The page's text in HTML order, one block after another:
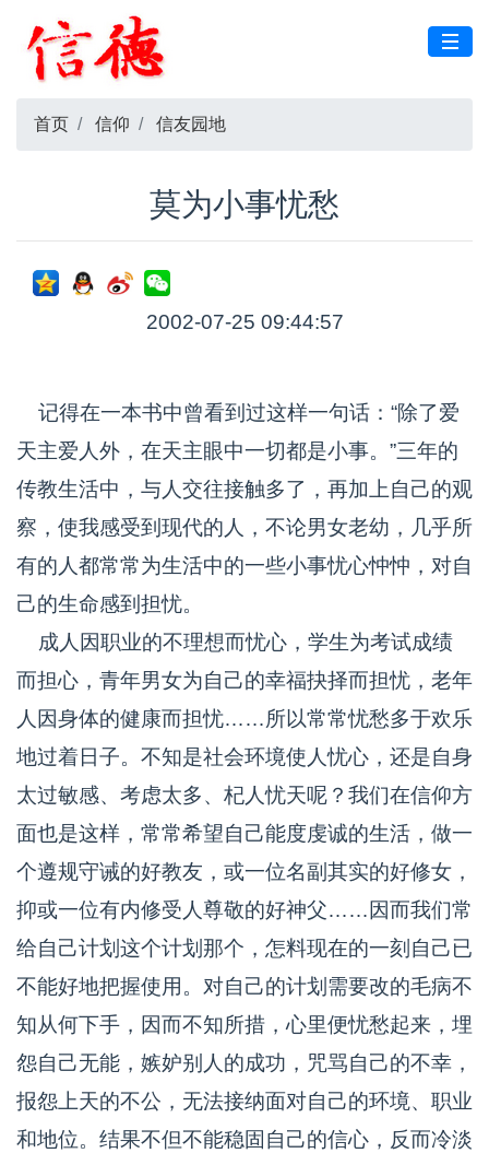
首页 信仰 信友园地
莫为小事忧愁
2002-07-25 09:44:57
记得在一本书中曾看到过这样一句话：“除了爱
天主爱人外，在天主眼中一切都是小事。”三年的
传教生活中，与人交往接触多了，再加上自己的观
察，使我感受到现代的人，不论男女老幼，几乎所
有的人都常常为生活中的一些小事忧心忡忡，对自
己的生命感到担忧。
成人因职业的不理想而忧心，学生为考试成绩
而担心，青年男女为自己的幸福抉择而担忧，老年
人因身体的健康而担忧……所以常常忧愁多于欢乐
地过着日子。不知是社会环境使人忧心，还是自身
太过敏感、考虑太多、杞人忧天呢？我们在信仰方
面也是这样，常常希望自己能度虔诚的生活，做一
个遵规守诫的好教友，或一位名副其实的好修女，
抑或一位有内修受人尊敬的好神父……因而我们常
给自己计划这个计划那个，怎料现在的一刻自己已
不能好地把握使用。对自己的计划需要改的毛病不
知从何下手，因而不知所措，心里便忧愁起来，埋
怨自己无能，嫉妒别人的成功，咒骂自己的不幸，
报怨上天的不公，无法接纳面对自己的环境、职业
和地位。结果不但不能稳固自己的信心，反而冷淡